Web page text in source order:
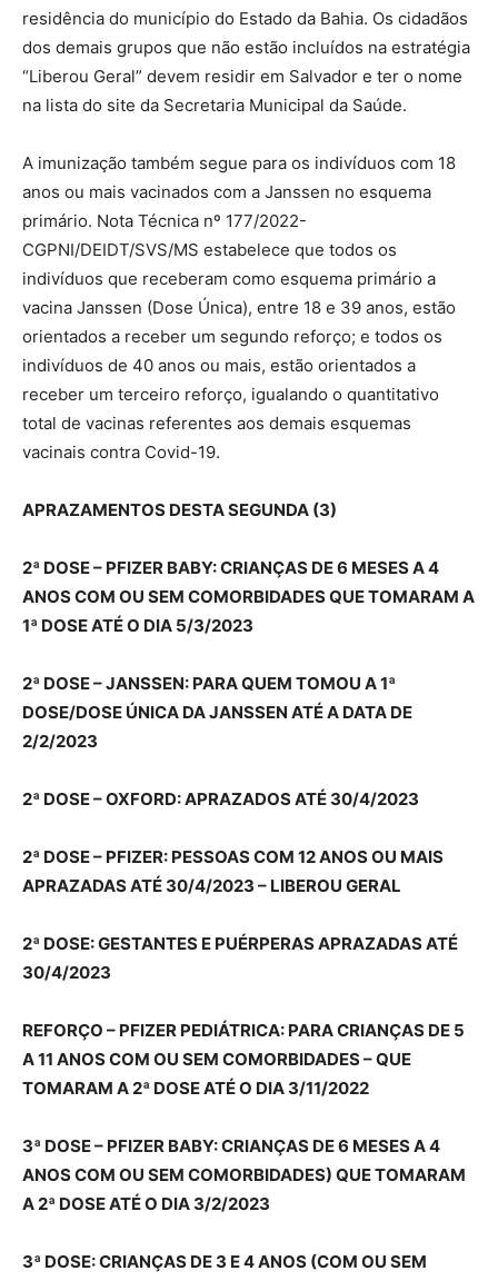
residência do município do Estado da Bahia. Os cidadãos
dos demais grupos que não estão incluídos na estratégia
“Liberou Geral” devem residir em Salvador e ter o nome
na lista do site da Secretaria Municipal da Saúde.
A imunização também segue para os indivíduos com 18
anos ou mais vacinados com a Janssen no esquema
primário. Nota Técnica nº 177/2022-
CGPNI/DEIDT/SVS/MS estabelece que todos os
indivíduos que receberam como esquema primário a
vacina Janssen (Dose Única), entre 18 e 39 anos, estão
orientados a receber um segundo reforço; e todos os
indivíduos de 40 anos ou mais, estão orientados a
receber um terceiro reforço, igualando o quantitativo
total de vacinas referentes aos demais esquemas
vacinais contra Covid-19.
APRAZAMENTOS DESTA SEGUNDA (3)
2ª DOSE – PFIZER BABY: CRIANÇAS DE 6 MESES A 4
ANOS COM OU SEM COMORBIDADES QUE TOMARAM A
1ª DOSE ATÉ O DIA 5/3/2023
2ª DOSE – JANSSEN: PARA QUEM TOMOU A 1ª
DOSE/DOSE ÚNICA DA JANSSEN ATÉ A DATA DE
2/2/2023
2ª DOSE – OXFORD: APRAZADOS ATÉ 30/4/2023
2ª DOSE – PFIZER: PESSOAS COM 12 ANOS OU MAIS
APRAZADAS ATÉ 30/4/2023 – LIBEROU GERAL
2ª DOSE: GESTANTES E PUÉRPERAS APRAZADAS ATÉ
30/4/2023
REFORÇO – PFIZER PEDIÁTRICA: PARA CRIANÇAS DE 5
A 11 ANOS COM OU SEM COMORBIDADES – QUE
TOMARAM A 2ª DOSE ATÉ O DIA 3/11/2022
3ª DOSE – PFIZER BABY: CRIANÇAS DE 6 MESES A 4
ANOS COM OU SEM COMORBIDADES) QUE TOMARAM
A 2ª DOSE ATÉ O DIA 3/2/2023
3ª DOSE: CRIANÇAS DE 3 E 4 ANOS (COM OU SEM